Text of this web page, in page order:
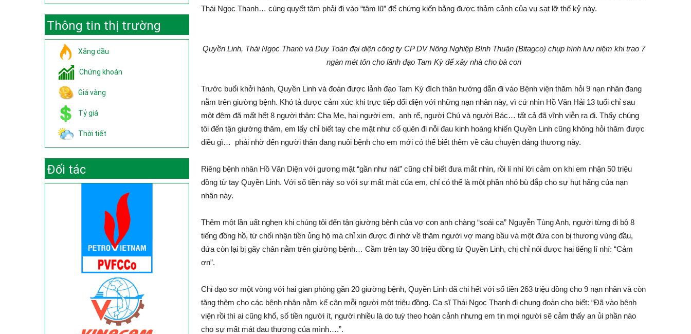
Thông tin thị trường
Xăng dầu
Chứng khoán
Giá vàng
Tỷ giá
Thời tiết
Đối tác
Thái Ngọc Thanh… cùng quyết tâm phải đi vào “tâm lũ” để chứng kiến bằng được thảm cảnh của vụ sạt lỡ thế kỷ này.
Quyền Linh, Thái Ngọc Thanh và Duy Toàn đại diện công ty CP DV Nông Nghiệp Bình Thuận (Bitagco) chụp hình lưu niệm khi trao 7
ngàn mét tôn cho lãnh đạo Tam Kỳ để xây nhà cho bà con
Trước buổi khởi hành, Quyền Linh và đoàn được lảnh đạo Tam Kỳ đích thân hướng dẫn đi vào Bệnh viện thăm hỏi 9 nạn nhân đang
nằm trên giường bệnh. Khó tả được cảm xúc khi trực tiếp đối diện với những nạn nhân này, vì cứ nhìn Hồ Văn Hải 13 tuổi chỉ sau
một đêm đã mất hết 8 người thân: Cha Mẹ, hai người em, anh rể, người Chú và người Bác… tất cả đã vĩnh viễn ra đi. Thấy chúng
tôi đến tận giường thăm, em lấy chỉ biết tay che mặt như cố quên đi nỗi đau kinh hoàng khiến Quyền Linh cũng không hỏi thăm được
điều gì… phải nhờ đến người thân đang nuôi bệnh cho em mới có thể biết thêm về câu chuyện đáng thương này.
Riêng bệnh nhân Hồ Văn Diện với gương mặt “gần như nát” cũng chỉ biết đưa mắt nhìn, rồi lí nhí lời cảm ơn khi em nhận 50 triệu
đồng từ tay Quyền Linh. Với số tiền này so với sự mất mát của em, chỉ có thể là một phần nhỏ bù đắp cho sự hụt hẩng của nạn
nhân này.
Thêm một lần uất nghẹn khi chúng tôi đến tận giường bệnh của vợ con anh chàng “soái ca” Nguyễn Tùng Anh, người từng đi bộ 8
tiếng đồng hồ, từ chối nhận tiền ủng hộ mà chỉ xin được đi nhờ về thăm người vợ mang bầu và một đứa con bị thương vùng đầu,
đứa còn lại bị gãy chân nằm trên giường bệnh… Cầm trên tay 30 triệu đồng từ Quyền Linh, chị chỉ nói được hai tiếng lí nhí: “Cảm
ơn”.
Chỉ dạo sơ một vòng với hai gian phòng gần 20 giường bệnh, Quyền Linh đã chi hết với số tiền 263 triệu đồng cho 9 nạn nhân và còn
tặng thêm cho các bệnh nhân nằm kế cận mỗi người một triệu đồng. Ca sĩ Thái Ngọc Thanh đi chung đoàn cho biết: “Đã vào bệnh
viện rồi thì ai cũng khổ, số tiền người ít, người nhiều là do tuỳ theo hoàn cảnh nhưng em tin mọi người sẽ cảm thấy an ủi phần nào
cho sự mất mát đau thương của mình….”.